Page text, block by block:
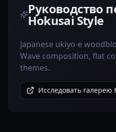
Руководство
Hokusai Style
Japanese ukiyo-e
Wave composition, flat
themes.
Исследовать галерею